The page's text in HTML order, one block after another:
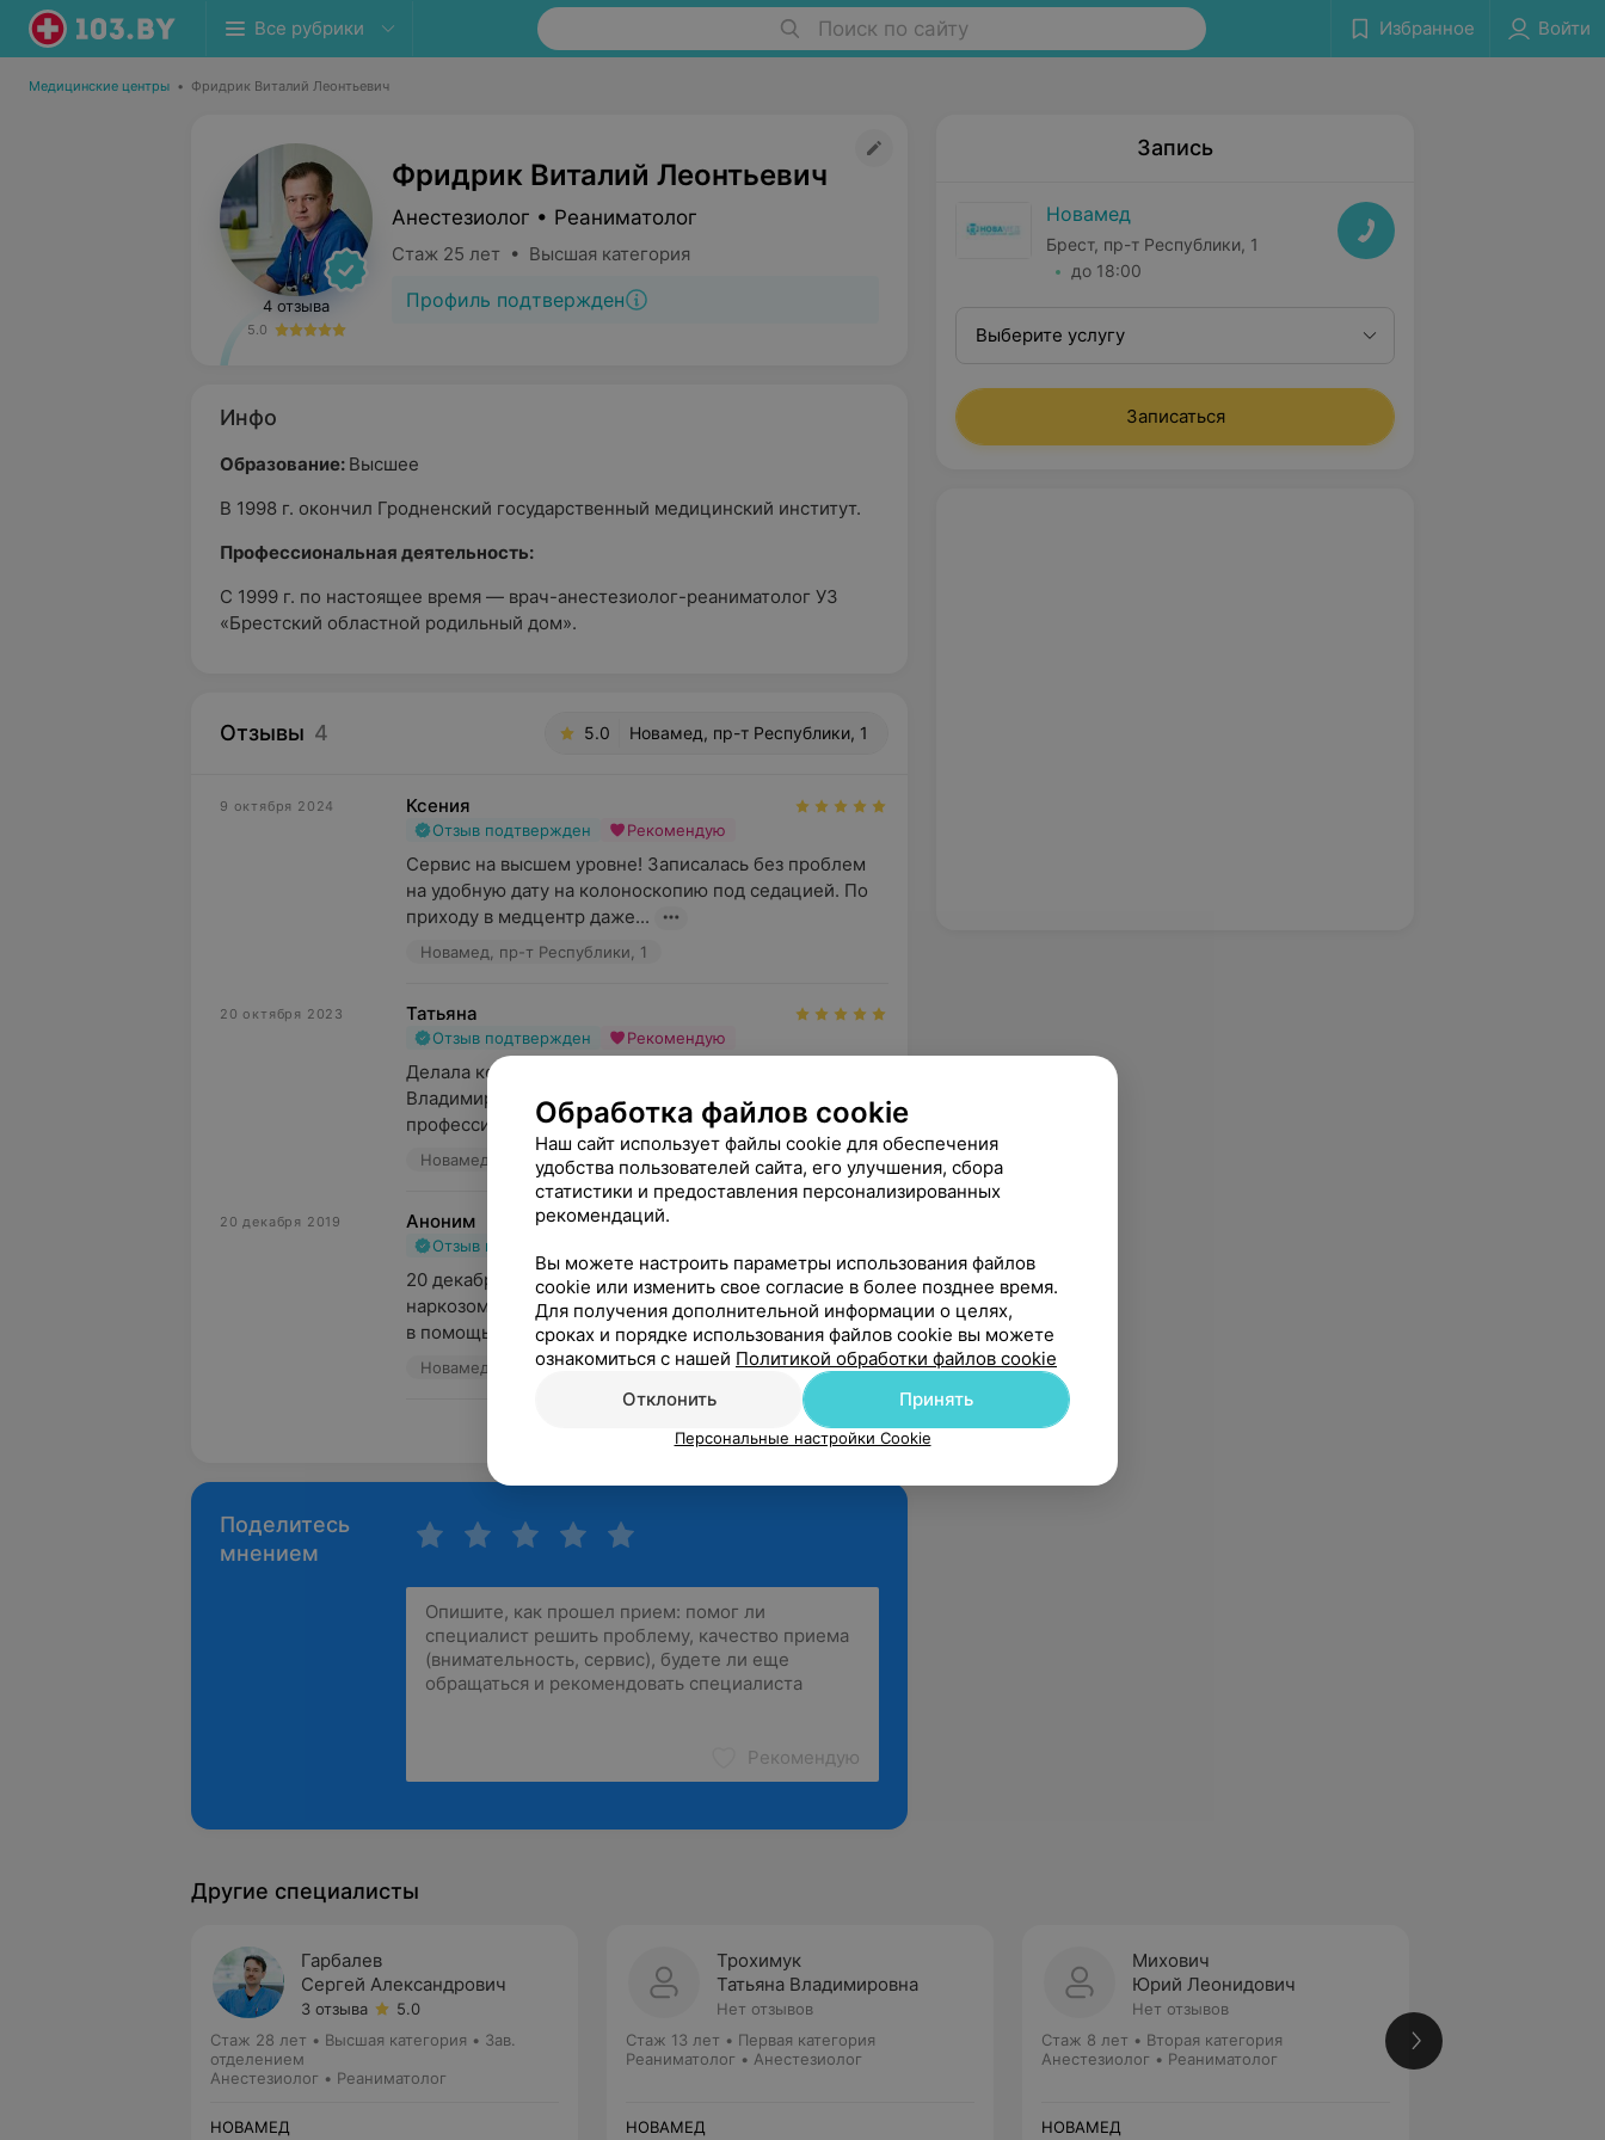
Все рубрики Поиск по сайту Избранное Войти
Медицинские центры • Фридрик Виталий Леонтьевич
4 отзыва
5.0
Фридрик Виталий Леонтьевич
Анестезиолог • Реаниматолог
Стаж 25 лет • Высшая категория
Профиль подтвержден
Инфо
Образование: Высшее
В 1998 г. окончил Гродненский государственный медицинский институт.
Профессиональная деятельность:
С 1999 г. по настоящее время — врач-анестезиолог-реаниматолог УЗ
«Брестский областной родильный дом».
Отзывы 4 5.0 Новамед, пр-т Республики, 1
9 октября 2024 Ксения
Отзыв подтвержден Рекомендую
Сервис на высшем уровне! Записалась без проблем
на удобную дату на колоноскопию под седацией. По
приходу в медцентр даже...
Новамед, пр-т Республики, 1
20 октября 2023 Татьяна
Отзыв подтвержден Рекомендую
Делала колоноскопию под наркозом у  Артысюк Игоря
Владимировича. Очень благодарна за
профессионализм, а также за очень к...
Новамед, пр-т Республики, 1
20 декабря 2019 Аноним
Отзыв подтвержден
20 декабря делала в этом центре колоноскопию под
наркозом. Делал опытный эндоскопист Артысюк, ему
в помощь мед.сестра Ол...
Новамед, пр-т Республики, 1
Поделитесь
мнением
Рекомендую
Запись
Новамед
Брест, пр-т Республики, 1
до 18:00
Выберите услугу
Записаться
Другие специалисты
Гарбалев
Сергей Александрович
3 отзыва
5.0
Стаж 28 лет • Высшая категория • Зав.
отделением
Анестезиолог • Реаниматолог
НОВАМЕД
Трохимук
Татьяна Владимировна
Нет отзывов
Стаж 13 лет • Первая категория
Реаниматолог • Анестезиолог
НОВАМЕД
Михович
Юрий Леонидович
Нет отзывов
Стаж 8 лет • Вторая категория
Анестезиолог • Реаниматолог
НОВАМЕД
Обработка файлов cookie
Наш сайт использует файлы cookie для обеспечения
удобства пользователей сайта, его улучшения, сбора
статистики и предоставления персонализированных
рекомендаций.
Вы можете настроить параметры использования файлов
cookie или изменить свое согласие в более позднее время.
Для получения дополнительной информации о целях,
сроках и порядке использования файлов cookie вы можете
ознакомиться с нашей Политикой обработки файлов cookie
Отклонить
Принять
Персональные настройки Cookie